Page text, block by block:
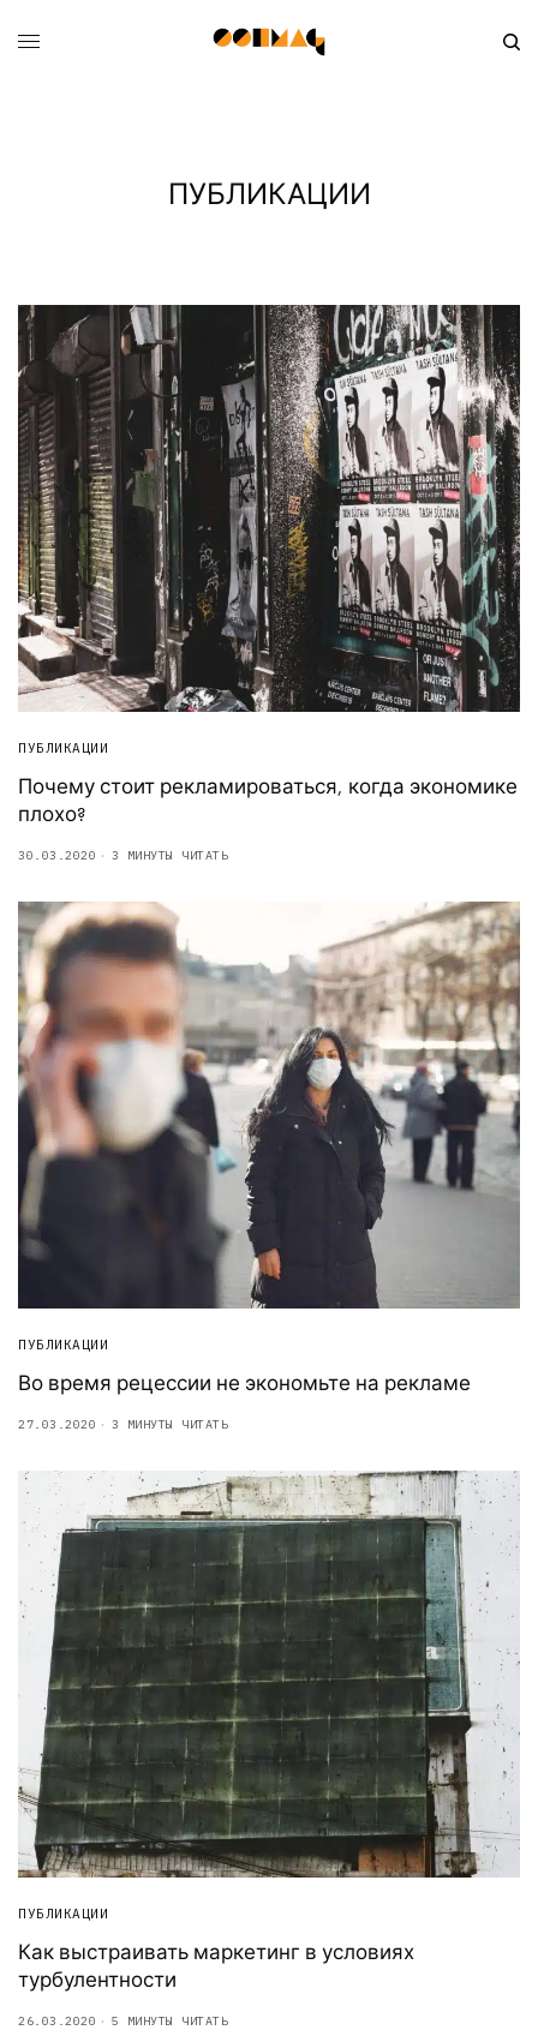
ПУБЛИКАЦИИ
ПУБЛИКАЦИИ
Почему стоит рекламироваться, когда экономике
плохо?
30.03.2020 3 МИНУТЫ ЧИТАТЬ
ПУБЛИКАЦИИ
Во время рецессии не экономьте на рекламе
27.03.2020 3 МИНУТЫ ЧИТАТЬ
ПУБЛИКАЦИИ
Как выстраивать маркетинг в условиях
турбулентности
26.03.2020 5 МИНУТЫ ЧИТАТЬ